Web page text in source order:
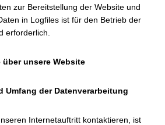
zur Bereitstellung der Website und
in Logfiles ist für den Betrieb der
erforderlich.
unsere Website
Umfang der Datenverarbeitung
Internetauftritt kontaktieren, ist